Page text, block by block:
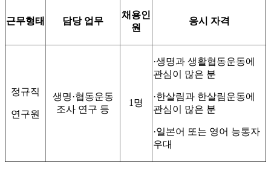
근무형태 담당 업무
채용인
원
응시 자격
정규직
연구원
생명·협동운동
조사 연구 등
1명
·생명과 생활협동운동에
관심이 많은 분
·한살림과 한살림운동에
관심이 많은 분
·일본어 또는 영어 능통자
우대